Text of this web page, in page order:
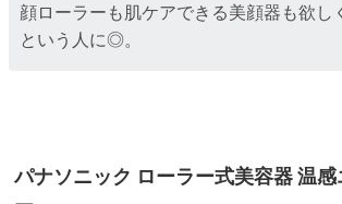
顔ローラーも肌ケアできる美顔器も欲し
という人に◎。
パナソニック ローラー式美容器 温